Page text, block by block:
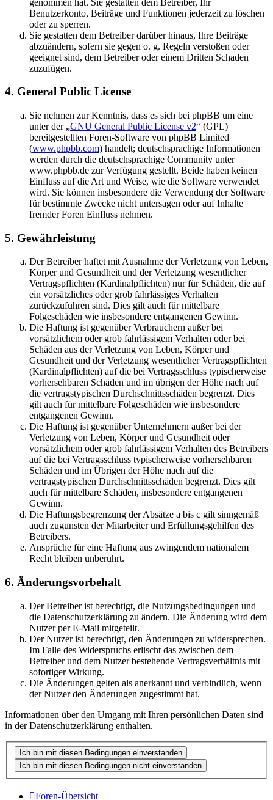
Benutzerkonto, Beiträge und Funktionen jederzeit zu löschen
oder zu sperren.
Sie gestatten dem Betreiber darüber hinaus, Ihre Beiträge
abzuändern, sofern sie gegen o. g. Regeln verstoßen oder
geeignet sind, dem Betreiber oder einem Dritten Schaden
zuzufügen.
4. General Public License
Sie nehmen zur Kenntnis, dass es sich bei phpBB um eine
unter der „GNU General Public License v2“ (GPL)
bereitgestellten Foren-Software von phpBB Limited
(www.phpbb.com) handelt; deutschsprachige Informationen
werden durch die deutschsprachige Community unter
www.phpbb.de zur Verfügung gestellt. Beide haben keinen
Einfluss auf die Art und Weise, wie die Software verwendet
wird. Sie können insbesondere die Verwendung der Software
für bestimmte Zwecke nicht untersagen oder auf Inhalte
fremder Foren Einfluss nehmen.
5. Gewährleistung
Der Betreiber haftet mit Ausnahme der Verletzung von Leben,
Körper und Gesundheit und der Verletzung wesentlicher
Vertragspflichten (Kardinalpflichten) nur für Schäden, die auf
ein vorsätzliches oder grob fahrlässiges Verhalten
zurückzuführen sind. Dies gilt auch für mittelbare
Folgeschäden wie insbesondere entgangenen Gewinn.
Die Haftung ist gegenüber Verbrauchern außer bei
vorsätzlichem oder grob fahrlässigem Verhalten oder bei
Schäden aus der Verletzung von Leben, Körper und
Gesundheit und der Verletzung wesentlicher Vertragspflichten
(Kardinalpflichten) auf die bei Vertragsschluss typischerweise
vorhersehbaren Schäden und im übrigen der Höhe nach auf
die vertragstypischen Durchschnittsschäden begrenzt. Dies
gilt auch für mittelbare Folgeschäden wie insbesondere
entgangenen Gewinn.
Die Haftung ist gegenüber Unternehmern außer bei der
Verletzung von Leben, Körper und Gesundheit oder
vorsätzlichem oder grob fahrlässigem Verhalten des Betreibers
auf die bei Vertragsschluss typischerweise vorhersehbaren
Schäden und im Übrigen der Höhe nach auf die
vertragstypischen Durchschnittsschäden begrenzt. Dies gilt
auch für mittelbare Schäden, insbesondere entgangenen
Gewinn.
Die Haftungsbegrenzung der Absätze a bis c gilt sinngemäß
auch zugunsten der Mitarbeiter und Erfüllungsgehilfen des
Betreibers.
Ansprüche für eine Haftung aus zwingendem nationalem
Recht bleiben unberührt.
6. Änderungsvorbehalt
Der Betreiber ist berechtigt, die Nutzungsbedingungen und
die Datenschutzerklärung zu ändern. Die Änderung wird dem
Nutzer per E-Mail mitgeteilt.
Der Nutzer ist berechtigt, den Änderungen zu widersprechen.
Im Falle des Widerspruchs erlischt das zwischen dem
Betreiber und dem Nutzer bestehende Vertragsverhältnis mit
sofortiger Wirkung.
Die Änderungen gelten als anerkannt und verbindlich, wenn
der Nutzer den Änderungen zugestimmt hat.
Informationen über den Umgang mit Ihren persönlichen Daten sind
in der Datenschutzerklärung enthalten.
Foren-Übersicht